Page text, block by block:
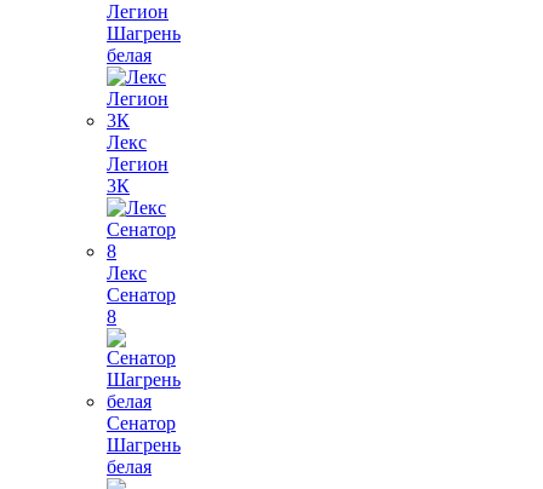
Легион
Шагрень
белая
Лекс
Легион
3К
Лекс
Сенатор
8
Сенатор
Шагрень
белая